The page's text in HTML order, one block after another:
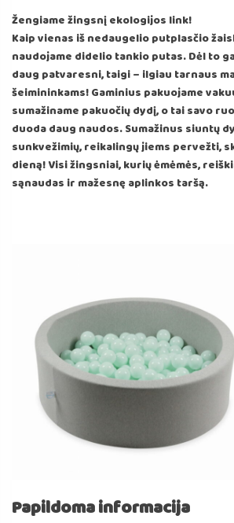
Žengiame žingsnį ekologijos link!
Kaip vienas iš nedaugelio putplasčio
naudojame didelio tankio putas. Dėl to
daug patvaresni, taigi – ilgiau tarnaus
šeimininkams! Gaminius pakuojame
sumažiname pakuočių dydį, o tai savo
duoda daug naudos. Sumažinus siuntų
sunkvežimių, reikalingų jiems pervežti,
dieną! Visi žingsniai, kurių ėmėmės,
sąnaudas ir mažesnę aplinkos taršą.
Papildoma informacija